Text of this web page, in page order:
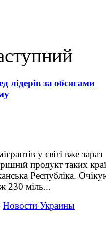
лідерів за обсягами
у світі вже зараз
продукт таких
Республіка.
230 міль...
Новости Украины